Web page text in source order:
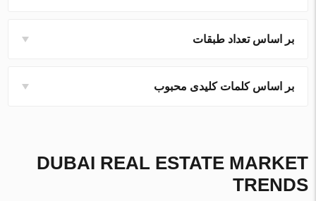
بر اساس تعداد طبقات
بر اساس کلمات کلیدی محبوب
DUBAI REAL ESTATE MARKET
TRENDS